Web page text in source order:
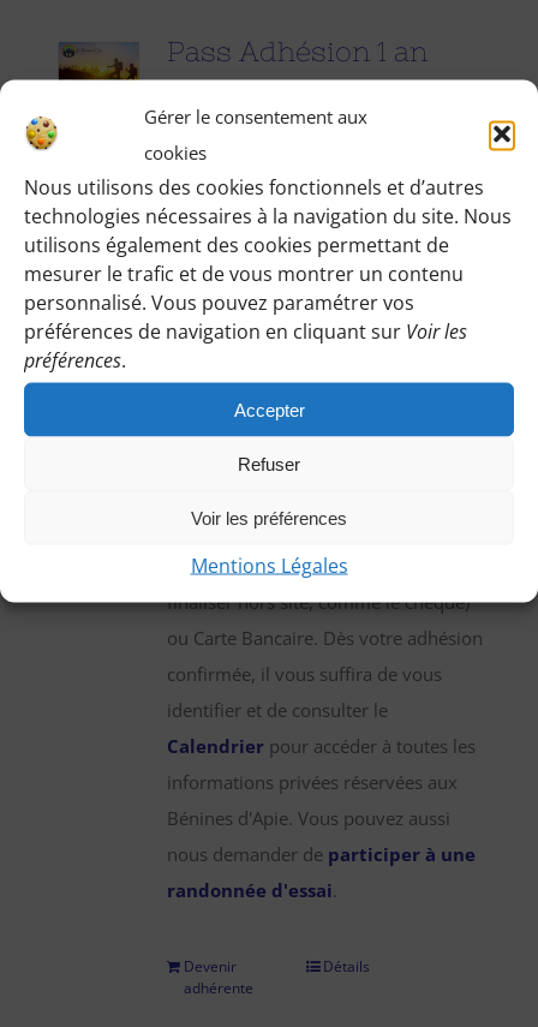
Gérer le consentement aux
cookies
Nous utilisons des cookies fonctionnels et d’autres
technologies nécessaires à la navigation du site. Nous
utilisons également des cookies permettant de
mesurer le trafic et de vous montrer un contenu
personnalisé. Vous pouvez paramétrer vos
préférences de navigation en cliquant sur Voir les
préférences.
Accepter
Refuser
Voir les préférences
Mentions Légales
Pass Adhésion 1 an
25.00€ pour 1 an
Accédez à toutes les informations
pratiques de nos excursions du
dimanche et des jours fériés (Point de
rendez-vous, horaires, conseils etc.), et
participez à nos activités telles que des
Pour adhérer et faire vivre notre
association, nous vous demandons
que vous pouvez régler par chèque,
virement bancaire (démarche à
finaliser hors site, comme le chèque)
ou Carte Bancaire. Dès votre adhésion
confirmée, il vous suffira de vous
identifier et de consulter le
Calendrier pour accéder à toutes les
informations privées réservées aux
Bénines d'Apie. Vous pouvez aussi
nous demander de participer à une
randonnée d'essai.
Devenir
adhérente
Détails